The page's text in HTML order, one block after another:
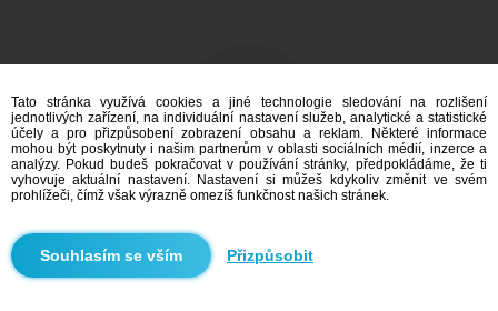
Mám zájem
Vyhledávání
Tato stránka využívá cookies a jiné technologie sledování na rozlišení
jednotlivých zařízení, na individuální nastavení služeb, analytické a statistické
účely a pro přizpůsobení zobrazení obsahu a reklam. Některé informace
mohou být poskytnuty i našim partnerům v oblasti sociálních médií, inzerce a
analýzy. Pokud budeš pokračovat v používání stránky, předpokládáme, že ti
vyhovuje aktuální nastavení. Nastavení si můžeš kdykoliv změnit ve svém
prohlížeči, čímž však výrazně omezíš funkčnost našich stránek.
Přizpůsobit